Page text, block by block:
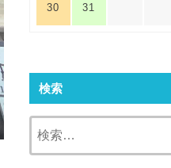
30 31
検索